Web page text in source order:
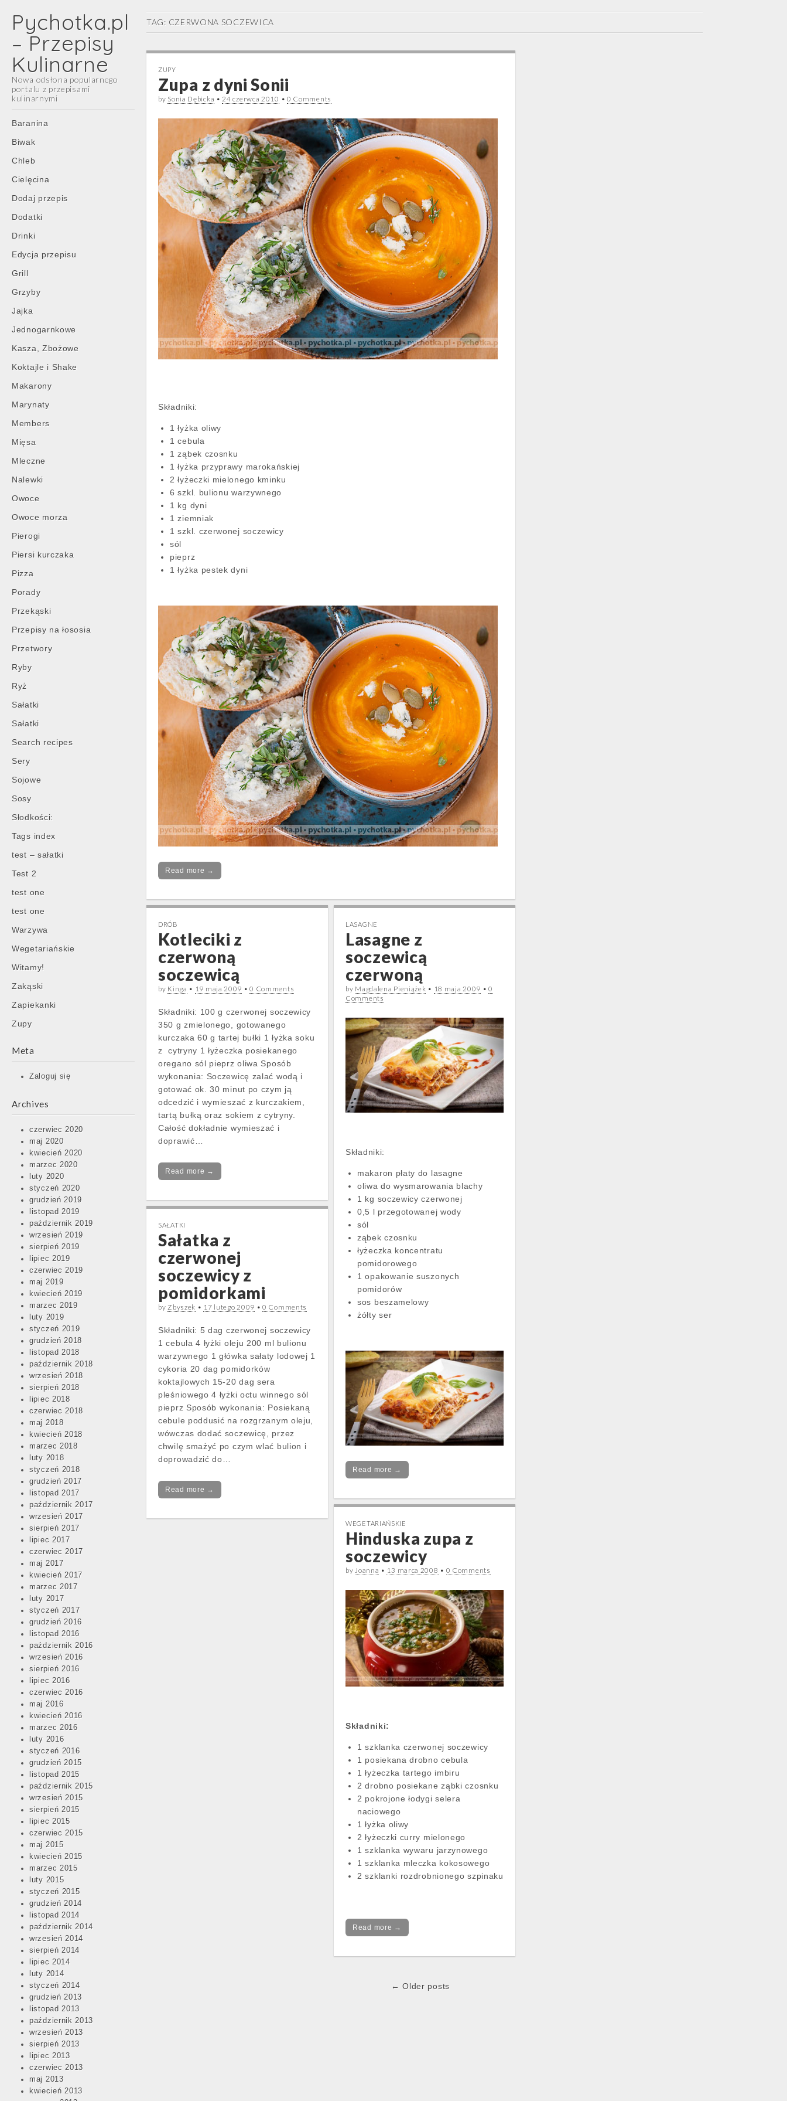
Pychotka.pl
– Przepisy
Kulinarne
Nowa odsłona popularnego
portalu z przepisami
kulinarnymi
Main
menu
Skip
content
Baranina
Biwak
Chleb
Cielęcina
Dodaj przepis
Dodatki
Drinki
Edycja przepisu
Grill
Grzyby
Jajka
Jednogarnkowe
Kasza, Zbożowe
Koktajle i Shake
Makarony
Marynaty
Members
Mięsa
Mleczne
Nalewki
Owoce
Owoce morza
Pierogi
Piersi kurczaka
Pizza
Porady
Przekąski
Przepisy na łososia
Przetwory
Ryby
Ryż
Sałatki
Sałatki
Search recipes
Sery
Sojowe
Sosy
Słodkości:
Tags index
test – sałatki
Test 2
test one
test one
Warzywa
Wegetariańskie
Witamy!
Zakąski
Zapiekanki
Zupy
Meta
Zaloguj się
Archives
czerwiec 2020
maj 2020
kwiecień 2020
marzec 2020
luty 2020
styczeń 2020
grudzień 2019
listopad 2019
październik 2019
wrzesień 2019
sierpień 2019
lipiec 2019
czerwiec 2019
maj 2019
kwiecień 2019
marzec 2019
luty 2019
styczeń 2019
grudzień 2018
listopad 2018
październik 2018
wrzesień 2018
sierpień 2018
lipiec 2018
czerwiec 2018
maj 2018
kwiecień 2018
marzec 2018
luty 2018
styczeń 2018
grudzień 2017
listopad 2017
październik 2017
wrzesień 2017
sierpień 2017
lipiec 2017
czerwiec 2017
maj 2017
kwiecień 2017
marzec 2017
luty 2017
styczeń 2017
grudzień 2016
listopad 2016
październik 2016
wrzesień 2016
sierpień 2016
lipiec 2016
czerwiec 2016
maj 2016
kwiecień 2016
marzec 2016
luty 2016
styczeń 2016
grudzień 2015
listopad 2015
październik 2015
wrzesień 2015
sierpień 2015
lipiec 2015
czerwiec 2015
maj 2015
kwiecień 2015
marzec 2015
luty 2015
styczeń 2015
grudzień 2014
listopad 2014
październik 2014
wrzesień 2014
sierpień 2014
lipiec 2014
luty 2014
styczeń 2014
grudzień 2013
listopad 2013
październik 2013
wrzesień 2013
sierpień 2013
lipiec 2013
czerwiec 2013
maj 2013
kwiecień 2013
TAG: CZERWONA SOCZEWICA
ZUPY
Zupa z dyni Sonii
by Sonia Dębicka •24 czerwca 2010 • 0 Comments
Składniki:
1 łyżka oliwy
1 cebula
1 ząbek czosnku
1 łyżka przyprawy marokańskiej
2 łyżeczki mielonego kminku
6 szkl. bulionu warzywnego
1 kg dyni
1 ziemniak
1 szkl. czerwonej soczewicy
sól
pieprz
1 łyżka pestek dyni
Read more →
DRÓB
Kotleciki z
czerwoną
soczewicą
by Kinga • 19 maja 2009 •0 Comments
Składniki: 100 g czerwonej soczewicy
350 g zmielonego, gotowanego
kurczaka 60 g tartej bułki 1 łyżka soku
z cytryny 1 łyżeczka posiekanego
oregano sól pieprz oliwa Sposób
wykonania: Soczewicę zalać wodą i
gotować ok. 30 minut po czym ją
odcedzić i wymieszać z kurczakiem,
tartą bułką oraz sokiem z cytryny.
Całość dokładnie wymieszać i
doprawić…
Read more →
LASAGNE
Lasagne z
soczewicą
czerwoną
by Magdalena Pieniążek • 18 maja 2009 •0
Comments
Składniki:
makaron płaty do lasagne
oliwa do wysmarowania blachy
1 kg soczewicy czerwonej
0,5 l przegotowanej wody
sól
ząbek czosnku
łyżeczka koncentratu
pomidorowego
1 opakowanie suszonych
pomidorów
sos beszamelowy
żółty ser
Read more →
SAŁATKI
Sałatka z
czerwonej
soczewicy z
pomidorkami
byZbyszek • 17 lutego 2009 •0 Comments
Składniki: 5 dag czerwonej soczewicy
1 cebula 4 łyżki oleju 200 ml bulionu
warzywnego 1 główka sałaty lodowej 1
cykoria 20 dag pomidorków
koktajlowych 15-20 dag sera
pleśniowego 4 łyżki octu winnego sól
pieprz Sposób wykonania: Posiekaną
cebule poddusić na rozgrzanym oleju,
wówczas dodać soczewicę, przez
chwilę smażyć po czym wlać bulion i
doprowadzić do…
Read more →
WEGETARIAŃSKIE
Hinduska zupa z
soczewicy
byJoanna • 13 marca 2008 • 0 Comments
Składniki:
1 szklanka czerwonej soczewicy
1 posiekana drobno cebula
1 łyżeczka tartego imbiru
2 drobno posiekane ząbki czosnku
2 pokrojone łodygi selera
naciowego
1 łyżka oliwy
2 łyżeczki curry mielonego
1 szklanka wywaru jarzynowego
1 szklanka mleczka kokosowego
2 szklanki rozdrobnionego szpinaku
Read more →
← Older posts